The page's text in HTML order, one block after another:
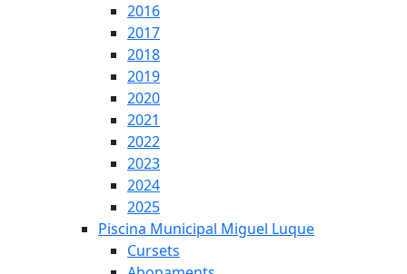
2016
2017
2018
2019
2020
2021
2022
2023
2024
2025
Piscina Municipal Miguel Luque
Cursets